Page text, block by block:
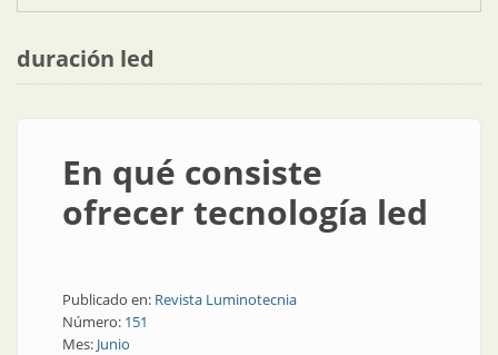
duración led
En qué consiste
ofrecer tecnología led
Publicado en: Revista Luminotecnia
Número: 151
Mes: Junio